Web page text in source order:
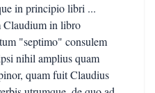
in principio libri ...
Claudium in libro
"septimo" consulem
nihil amplius quam
quam fuit Claudius